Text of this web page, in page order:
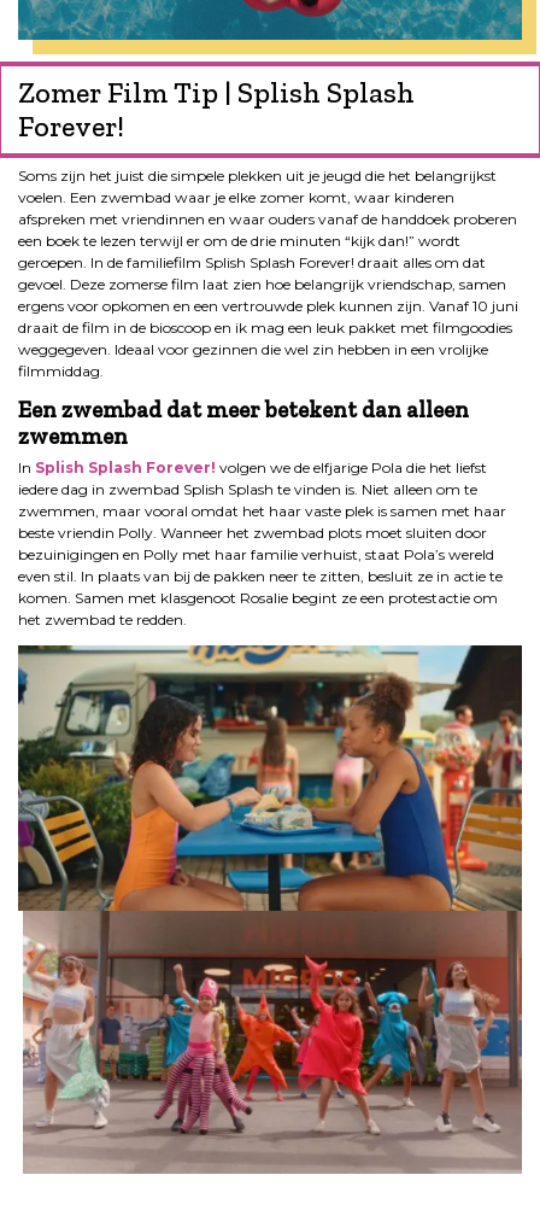
Zomer Film Tip | Splish Splash
Forever!
Soms zijn het juist die simpele plekken uit je jeugd die het belangrijkst
voelen. Een zwembad waar je elke zomer komt, waar kinderen
afspreken met vriendinnen en waar ouders vanaf de handdoek proberen
een boek te lezen terwijl er om de drie minuten “kijk dan!” wordt
geroepen. In de familiefilm Splish Splash Forever! draait alles om dat
gevoel. Deze zomerse film laat zien hoe belangrijk vriendschap, samen
ergens voor opkomen en een vertrouwde plek kunnen zijn. Vanaf 10 juni
draait de film in de bioscoop en ik mag een leuk pakket met filmgoodies
weggegeven. Ideaal voor gezinnen die wel zin hebben in een vrolijke
filmmiddag.
Een zwembad dat meer betekent dan alleen
zwemmen
In Splish Splash Forever! volgen we de elfjarige Pola die het liefst
iedere dag in zwembad Splish Splash te vinden is. Niet alleen om te
zwemmen, maar vooral omdat het haar vaste plek is samen met haar
beste vriendin Polly. Wanneer het zwembad plots moet sluiten door
bezuinigingen en Polly met haar familie verhuist, staat Pola’s wereld
even stil. In plaats van bij de pakken neer te zitten, besluit ze in actie te
komen. Samen met klasgenoot Rosalie begint ze een protestactie om
het zwembad te redden.